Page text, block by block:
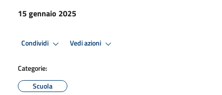
15 gennaio 2025
Condividi Vedi azioni
Categorie:
Scuola